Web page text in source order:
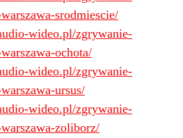
srodmiescie/
wideo.pl/zgrywanie-
ochota/
wideo.pl/zgrywanie-
ursus/
wideo.pl/zgrywanie-
zoliborz/